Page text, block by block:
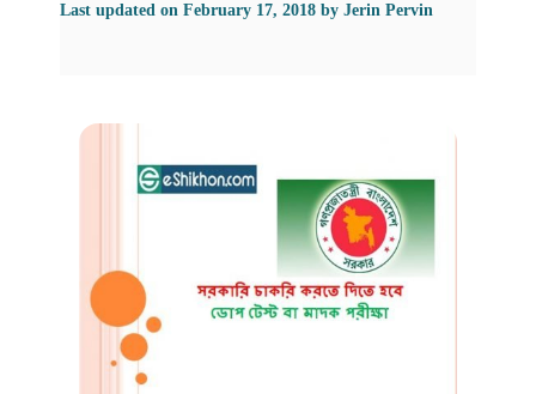
Last updated on February 17, 2018 by Jerin Pervin